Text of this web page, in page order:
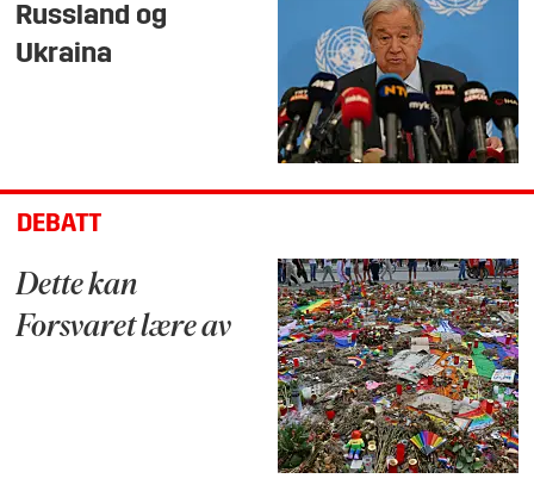
Russland og
Ukraina
DEBATT
Dette kan
Forsvaret lære av